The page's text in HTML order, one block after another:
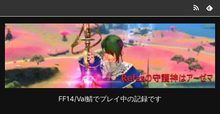
FF14/Val鯖でプレイ中の記録です